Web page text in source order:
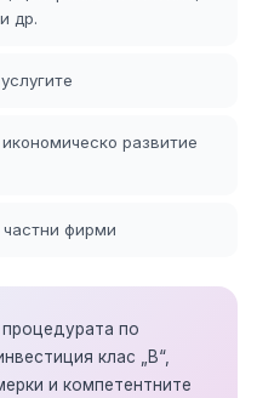
др.
развитие
фирми
процедурата по
клас „В“,
и компетентните